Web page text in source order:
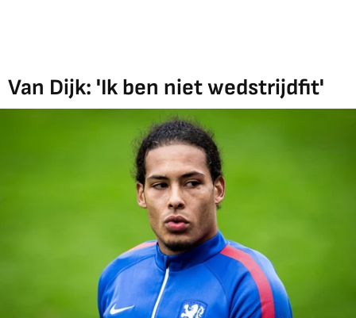
Van Dijk: 'Ik ben niet wedstrijdfit'